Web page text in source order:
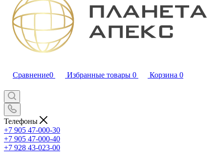
Сравнение0 Избранные товары 0 Корзина 0
Телефоны
+7 905 47-000-30
+7 905 47-000-40
+7 928 43-023-00